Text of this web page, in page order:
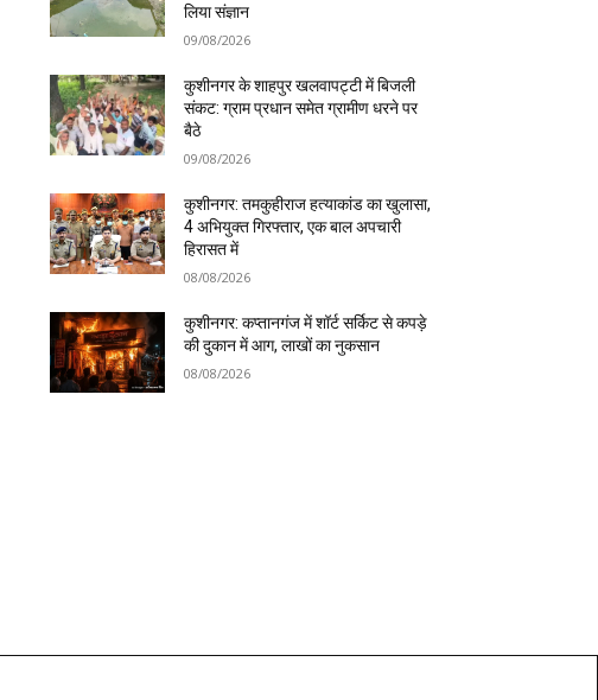
लिया संज्ञान
09/08/2026
कुशीनगर के शाहपुर खलवापट्टी में बिजली
संकट: ग्राम प्रधान समेत ग्रामीण धरने पर
बैठे
09/08/2026
कुशीनगर: तमकुहीराज हत्याकांड का खुलासा,
4 अभियुक्त गिरफ्तार, एक बाल अपचारी
हिरासत में
08/08/2026
कुशीनगर: कप्तानगंज में शॉर्ट सर्किट से कपड़े
की दुकान में आग, लाखों का नुकसान
08/08/2026